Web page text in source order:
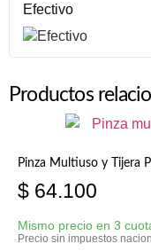
Efectivo
Productos
Pinza Multiuso y Tijera
$ 64.100
Mismo precio en 3
Precio sin impuestos